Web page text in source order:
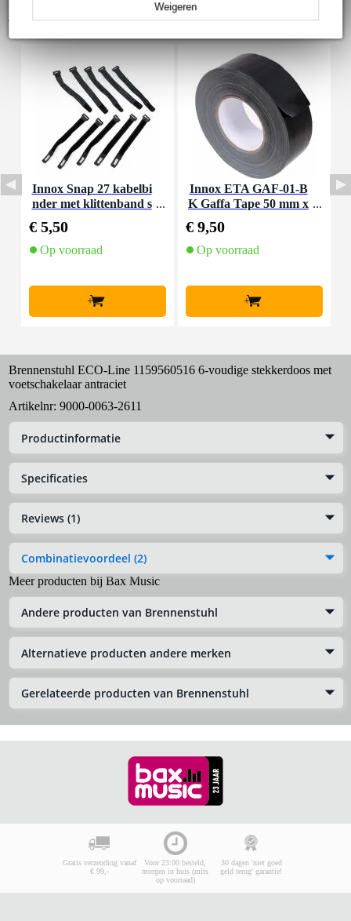
Weigeren
Accessoires (5)
Innox Snap 27 kabelbi
nder met klittenband s
€ 5,50
Op voorraad
+
Innox ETA GAF-01-B
K Gaffa Tape 50 mm x
€ 9,50
Op voorraad
+
Brennenstuhl ECO-Line 1159560516 6-voudige stekkerdoos met
voetschakelaar antraciet
Artikelnr: 9000-0063-2611
Productinformatie
Specificaties
Reviews (1)
Combinatievoordeel (2)
Meer producten bij Bax Music
Andere producten van Brennenstuhl
Alternatieve producten andere merken
Gerelateerde producten van Brennenstuhl
Gratis verzending vanaf
€ 99,-
Voor 23:00 besteld,
morgen in huis (mits
op voorraad)
30 dagen 'niet goed
geld terug' garantie!